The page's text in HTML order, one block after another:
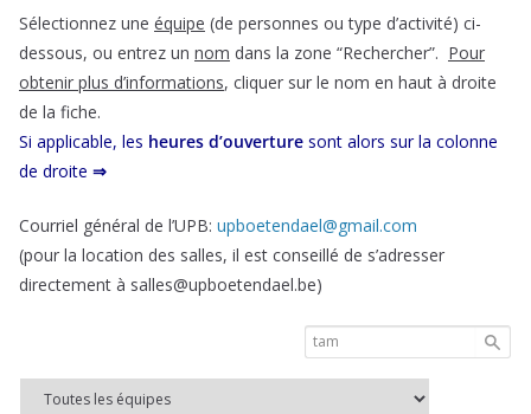
Sélectionnez une équipe (de personnes ou type d’activité) ci-
dessous, ou entrez un nom dans la zone “Rechercher”. Pour
obtenir plus d’informations, cliquer sur le nom en haut à droite
de la fiche.
Si applicable, les heures d’ouverture sont alors sur la colonne
de droite ⇒
Courriel général de l’UPB: upboetendael@gmail.com
(pour la location des salles, il est conseillé de s’adresser
directement à salles@upboetendael.be)